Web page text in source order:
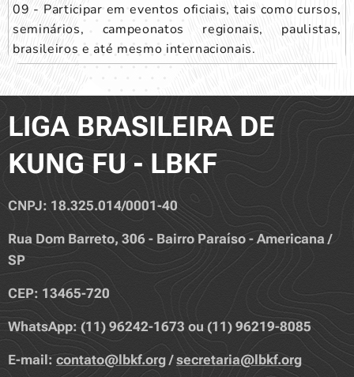
09 - Participar em eventos oficiais, tais como cursos,
seminários, campeonatos regionais, paulistas,
brasileiros e até mesmo internacionais.​​
LIGA BRASILEIRA DE
KUNG FU - LBKF
CNPJ: 18.325.014/0001-40
Rua Dom Barreto, 306 - Bairro Paraíso - Americana /
SP
CEP: 13465-720
WhatsApp: (11) 96242-1673 ou (11) 96219-8085
E-mail: contato@lbkf.org/secretaria@lbkf.org